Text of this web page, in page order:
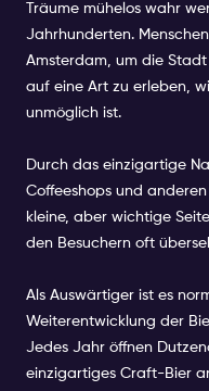
Träume mühelos wahr
Jahrhunderten.
Amsterdam, um die
auf eine Art zu erleben,
unmöglich ist.
Durch das einzigartige
Coffeeshops und
kleine, aber wichtige
den Besuchern oft
Als Auswärtiger ist es
Weiterentwicklung der
Jedes Jahr öffnen
einzigartiges Craft-Bier